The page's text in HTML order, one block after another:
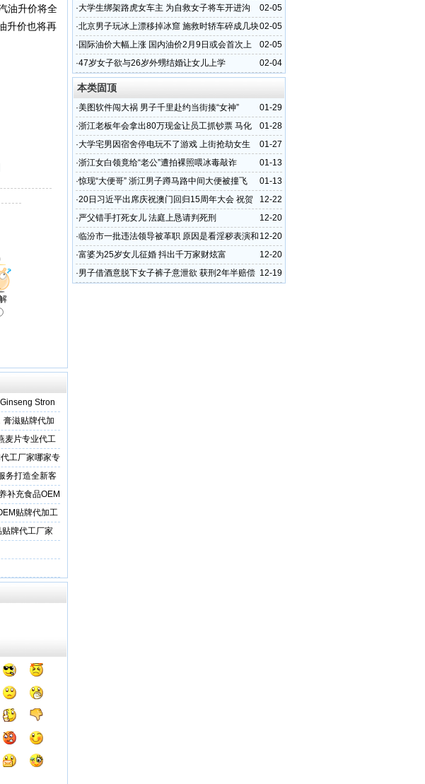
油升价将全
升价也将再
Stron
膏滋贴牌代加
麦片专业代工
工厂家哪家专
务打造全新客
补充食品OEM
贴牌代加工
牌代工厂家
02-05
·大学生绑架路虎女车主 为自救女子将车开进沟
02-05
·北京男子玩冰上漂移掉冰窟 施救时轿车碎成几块
02-05
· 国际油价大幅上涨 国内油价2月9日或会首次上
调
02-04
·47岁女子欲与26岁外甥结婚让女儿上学
本类固顶
01-29
·美图软件闯大祸 男子千里赴约当街揍“女神”
01-28
·浙江老板年会拿出80万现金让员工抓钞票 马化
腾叫板每人派1亿
01-27
·大学宅男因宿舍停电玩不了游戏 上街抢劫女生
01-13
·浙江女白领竟给“老公”遭拍裸照喂冰毒敲诈
01-13
·惊现“大便哥” 浙江男子蹲马路中间大便被撞飞
12-22
·20日习近平出席庆祝澳门回归15周年大会 祝贺
崔世安任职区长
12-20
·严父错手打死女儿 法庭上恳请判死刑
12-20
·临汾市一批违法领导被革职 原因是看淫秽表演和
贪污问题
12-20
·富婆为25岁女儿征婚 抖出千万家财炫富
12-19
·男子借酒意脱下女子裤子意泄欲 获刑2年半赔偿